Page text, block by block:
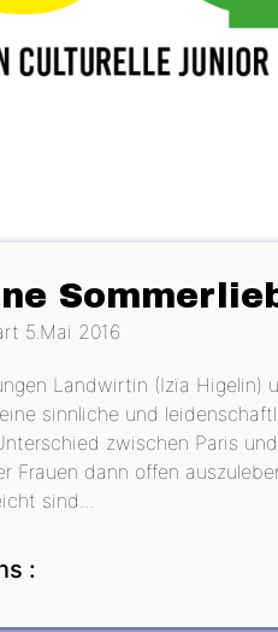
5.Mai 2016
Landwirtin (Izïa Higelin)
sinnliche und
zwischen Paris
Frauen dann offen
sind...
: